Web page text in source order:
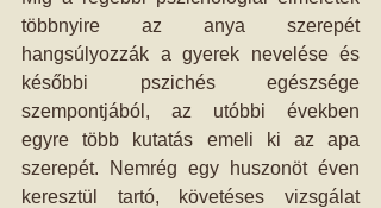
többnyire az anya szerepét
hangsúlyozzák a gyerek nevelése és
későbbi pszichés egészsége
szempontjából, az utóbbi években
egyre több kutatás emeli ki az apa
szerepét. Nemrég egy huszonöt éven
keresztül tartó, követéses vizsgálat